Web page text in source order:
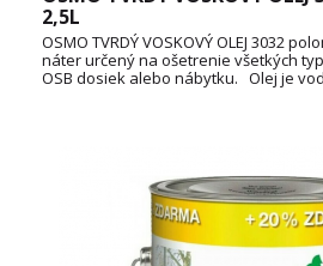
2,5L
OSMO TVRDÝ VOSKOVÝ OLEJ 3032
náter určený na ošetrenie všetkých
OSB dosiek alebo nábytku. Olej je